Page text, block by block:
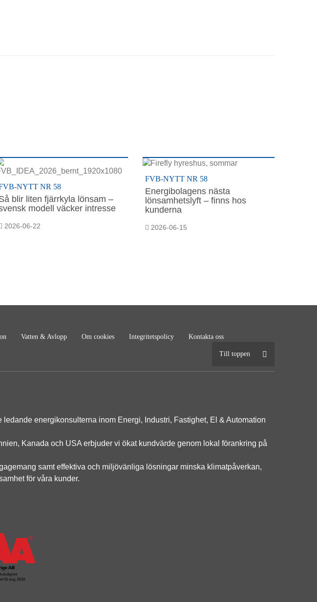
NYTT NR 58
blir liten fjärrkyla lönsam –
modell väcker intresse
2026-06-22
FVB-NYTT NR 58
Energibolagens nästa
lönsamhetslyft – finns hos
kunderna
2026-06-15
Vatten & Avlopp Om cookies Integritetspolicy Kontakta oss
Till toppen
ledande energikonsulterna inom Energi, Industri, Fastighet, El & Automation
Kanada och USA erbjuder vi ökat kundvärde genom lokal förankring på
samt effektiva och miljövänliga lösningar minska klimatpåverkan,
för våra kunder.